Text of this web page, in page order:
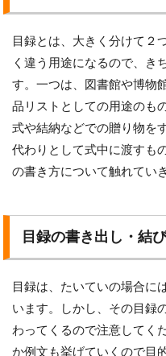
目録とは、大きく分けて２
く違う用途になるので、き
す。一つは、図書館や博物
品リストとしての用途のも
式や結納などでの贈り物を
代わりとして式中に渡すも
の書き方について触れてい
目録の書き出し・結
目録は、たいていの場合に
います。しかし、その目録
わってくるので注意してく
か例文も挙げていくので目